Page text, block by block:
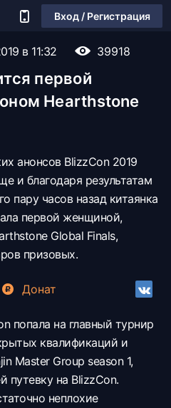
Вход / Регистрация
в 11:32 39918
первой
Hearthstone
анонсов BlizzCon 2019
и благодаря результатам
пару часов назад китаянка
первой женщиной,
Global Finals,
призовых.
Донат
попала на главный турнир
квалификаций и
Master Group season 1,
путевку на BlizzCon.
неплохие